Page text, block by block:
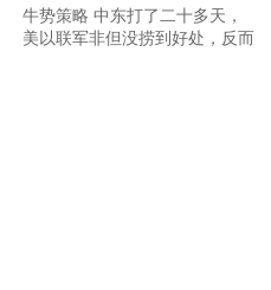
牛势策略 中东打了二十多天，
美以联军非但没捞到好处，反而